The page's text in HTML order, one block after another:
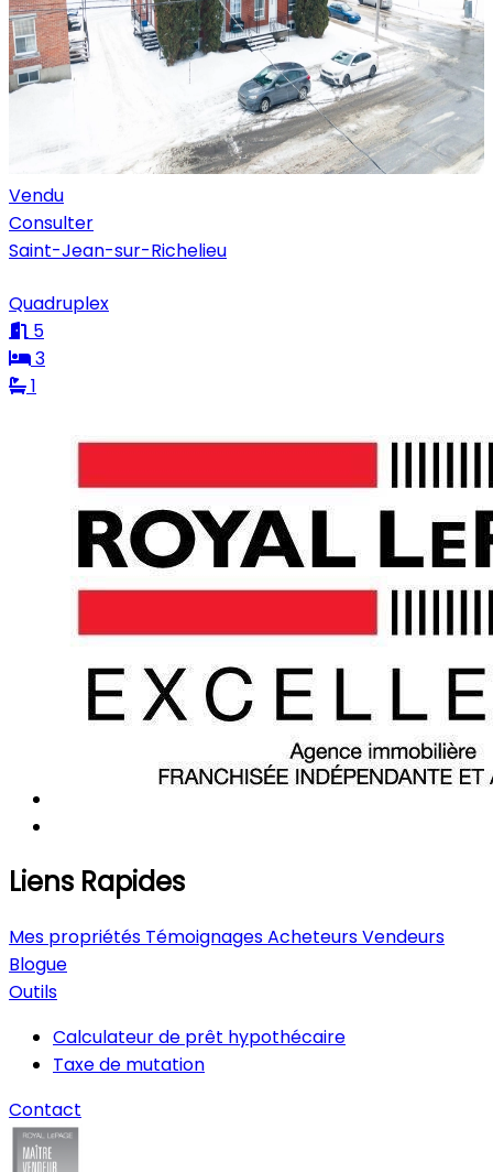
Vendu
Consulter
Saint-Jean-sur-Richelieu
Quadruplex
5
3
1
Liens Rapides
Mes propriétés TémoignagesAcheteursVendeurs
Blogue
Outils
Calculateur de prêt hypothécaire
Taxe de mutation
Contact